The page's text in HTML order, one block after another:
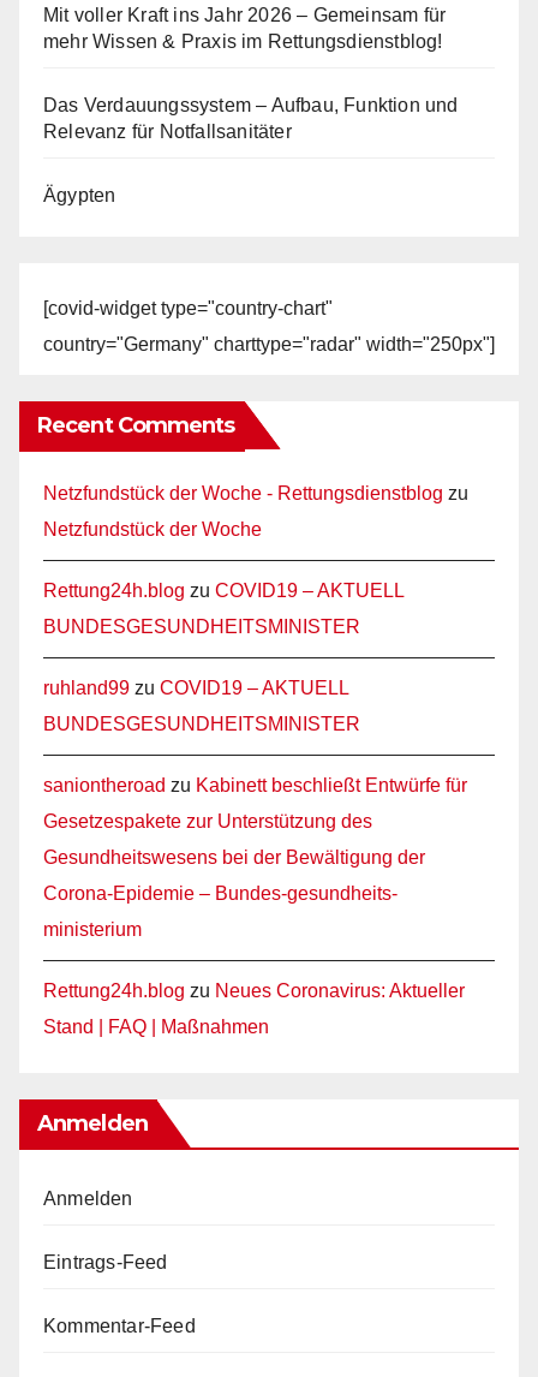
Mit voller Kraft ins Jahr 2026 – Gemeinsam für
mehr Wissen & Praxis im Rettungsdienstblog!
Das Verdauungssystem – Aufbau, Funktion und
Relevanz für Notfallsanitäter
Ägypten
[covid-widget type="country-chart"
country="Germany" charttype="radar" width="250px"]
Recent Comments
Netzfundstück der Woche - Rettungsdienstblog zu
Netzfundstück der Woche
Rettung24h.blog zu COVID19 – AKTUELL
BUNDESGESUNDHEITSMINISTER
ruhland99 zu COVID19 – AKTUELL
BUNDESGESUNDHEITSMINISTER
saniontheroad zu Kabinett beschließt Entwürfe für
Gesetzespakete zur Unterstützung des
Gesundheitswesens bei der Bewältigung der
Corona-Epidemie – Bundes-gesundheits-
ministerium
Rettung24h.blog zu Neues Coronavirus: Aktueller
Stand | FAQ | Maßnahmen
Anmelden
Anmelden
Eintrags-Feed
Kommentar-Feed